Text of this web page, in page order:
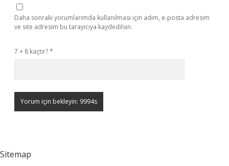
Daha sonraki yorumlarımda kullanılması için adım, e-posta adresim
ve site adresim bu tarayıcıya kaydedilsin.
7 + 8 kaçtır?*
Sitemap